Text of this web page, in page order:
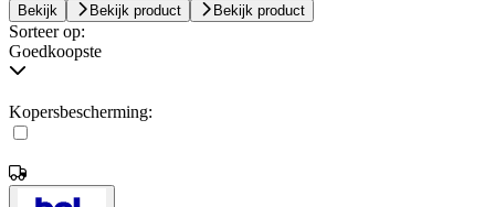
Bekijk Bekijk product Bekijk product
Sorteer op:
Goedkoopste
Kopersbescherming: